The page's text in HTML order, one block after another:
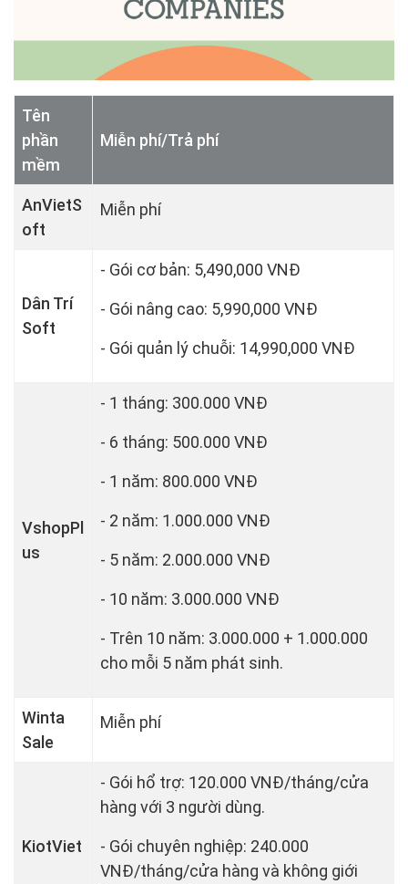
Tên
phần
mềm
Miễn phí/Trả phí
AnVietS
oft
Miễn phí
Dân Trí
Soft
- Gói cơ bản: 5,490,000 VNĐ
- Gói nâng cao: 5,990,000 VNĐ
- Gói quản lý chuỗi: 14,990,000 VNĐ
VshopPl
us
- 1 tháng: 300.000 VNĐ
- 6 tháng: 500.000 VNĐ
- 1 năm: 800.000 VNĐ
- 2 năm: 1.000.000 VNĐ
- 5 năm: 2.000.000 VNĐ
- 10 năm: 3.000.000 VNĐ
- Trên 10 năm: 3.000.000 + 1.000.000
cho mỗi 5 năm phát sinh.
Winta
Sale
Miễn phí
KiotViet
- Gói hổ trợ: 120.000 VNĐ/tháng/cửa
hàng với 3 người dùng.
- Gói chuyên nghiệp: 240.000
VNĐ/tháng/cửa hàng và không giới